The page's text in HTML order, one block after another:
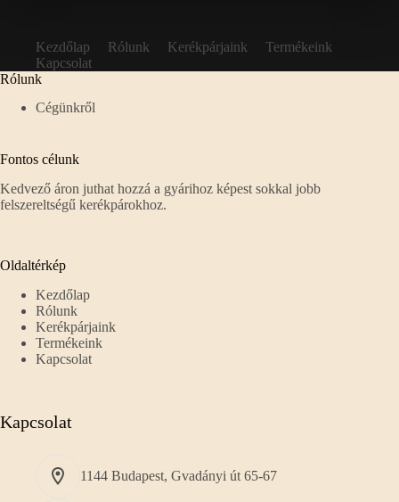
Kezdőlap Rólunk Kerékpárjaink
Termékeink
Kapcsolat
Rólunk
Cégünkről
Fontos célunk
Kedvező áron juthat hozzá a gyárihoz képest sokkal jobb
felszereltségű kerékpárokhoz.
Oldaltérkép
Kezdőlap
Rólunk
Kerékpárjaink
Termékeink
Kapcsolat
Kapcsolat
1144 Budapest, Gvadányi út 65-67